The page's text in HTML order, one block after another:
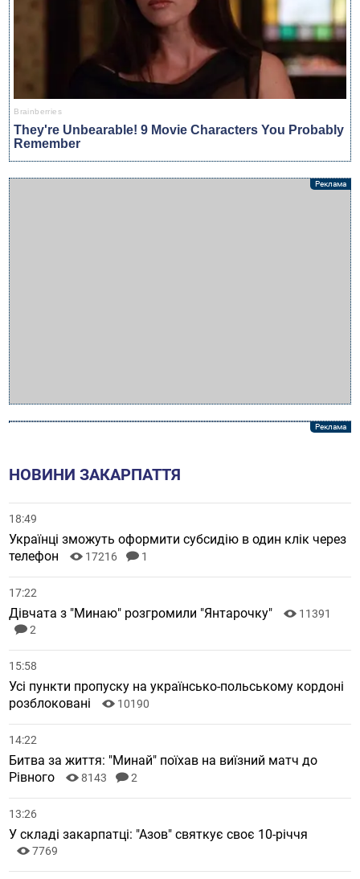
НОВИНИ ЗАКАРПАТТЯ
18:49
Українці зможуть оформити субсидію в один клік через
телефон
17216 1
17:22
Дівчата з "Минаю" розгромили "Янтарочку"
11391
2
15:58
Усі пункти пропуску на українсько-польському кордоні
розблоковані
10190
14:22
Битва за життя: "Минай" поїхав на виїзний матч до
Рівного
8143 2
13:26
У складі закарпатці: "Азов" святкує своє 10-річчя
7769